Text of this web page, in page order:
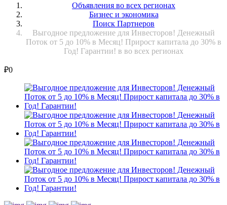
Объявления во всех регионах
Бизнес и экономика
Поиск Партнеров
Выгодное предложение для Инвесторов! Денежный
Поток от 5 до 10% в Месяц! Прирост капитала до 30% в
Год! Гарантии! в во всех регионах
₽0